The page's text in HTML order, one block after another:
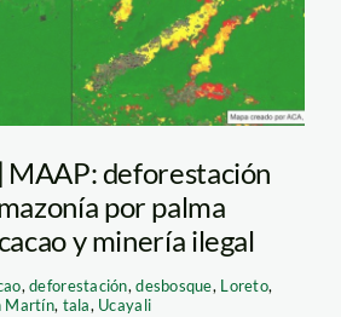
MAAP: deforestación
por palma
y minería ilegal
,deforestación,desbosque, Loreto,
Martín, tala, Ucayali